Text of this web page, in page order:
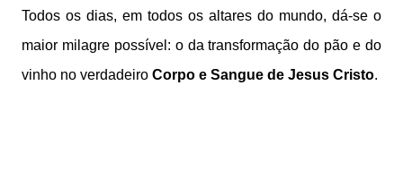
Todos os dias, em todos os altares do mundo, dá-se o
maior milagre possível: o da transformação do pão e do
vinho no verdadeiro Corpo e Sangue de Jesus Cristo.